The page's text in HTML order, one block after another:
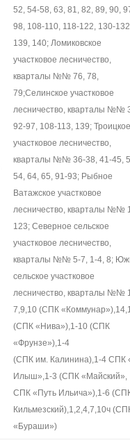
52, 54-58, 63, 81, 82, 89, 90,
98, 108-110, 118-122, 130-
139, 140; Ломиковское
участковое лесничество,
кварталы №№ 76, 78,
79;Селинское участковое
лесничество, кварталы №№
92-97, 108-113, 139;
участковое лесничество,
кварталы №№ 36-38, 41-45,
54, 64, 65, 91-93; Рыбное
Ватажское участковое
лесничество, кварталы №№
123; Северное сельское
участковое лесничество,
кварталы №№ 5-7, 1-4, 8;
сельское участковое
лесничество, кварталы №№
7,9,10 (СПК
(СПК «Нива»),1-10 (СПК
«Фрунзе»),1-4
(СПК им. Калинина),1-4 СПК
Илыш»,1-3 (СПК «Майский»,
СПК «Путь Ильича»),1-6
Кильмезский),1,2,4,7,10ч
«Бураши»)